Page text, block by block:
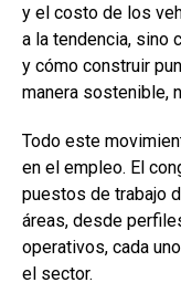
y el costo de los
a la tendencia, sino
y cómo construir
manera sostenible,
Todo este
en el empleo. El
puestos de trabajo
áreas, desde
operativos, cada
el sector.